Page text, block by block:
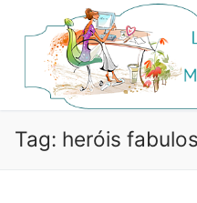
para
conteúdo
Pesquisar por:
Tag: heróis